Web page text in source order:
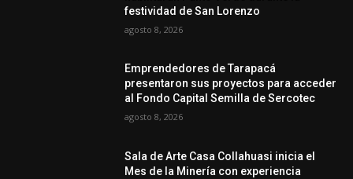
festividad de San Lorenzo
agosto 8, 2026
Emprendedores de Tarapacá
presentaron sus proyectos para acceder
al Fondo Capital Semilla de Sercotec
agosto 8, 2026
Sala de Arte Casa Collahuasi inicia el
Mes de la Minería con experiencia